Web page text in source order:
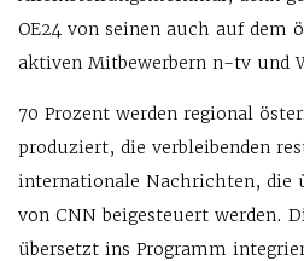
OE24 von seinen auch auf dem
aktiven Mitbewerbern n-tv und
70 Prozent werden regional
produziert, die verbleibenden
internationale Nachrichten, die
von CNN beigesteuert werden.
übersetzt ins Programm